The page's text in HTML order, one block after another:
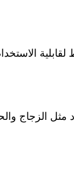
مثل الزجاج